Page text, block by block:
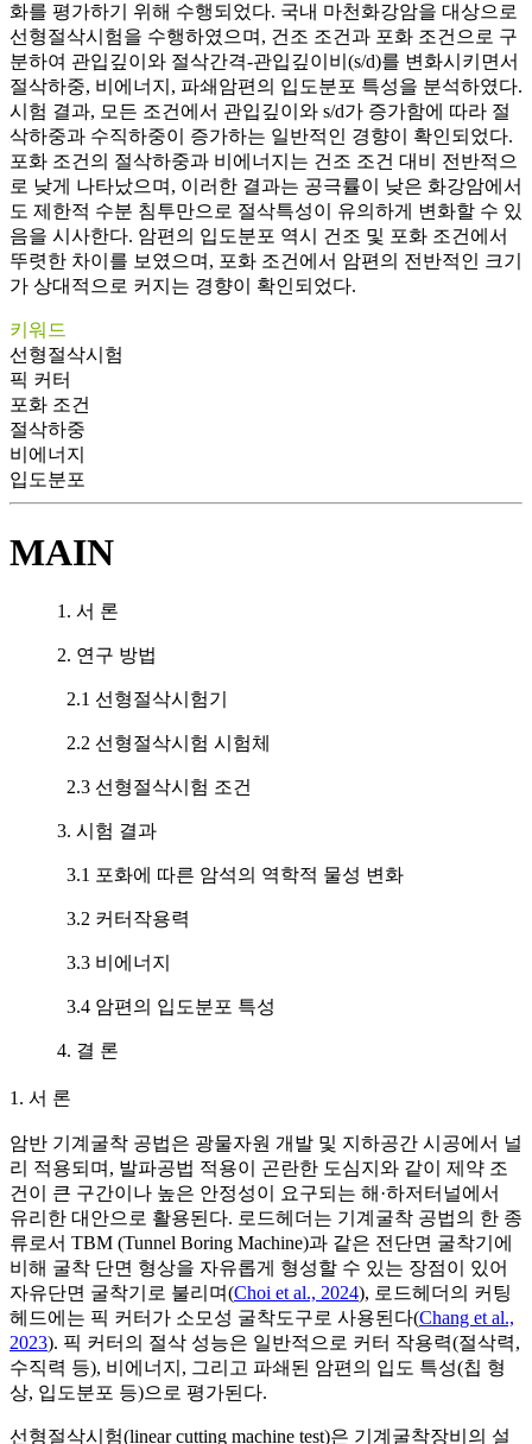
화를 평가하기 위해 수행되었다. 국내 마천화강암을 대상으로
선형절삭시험을 수행하였으며, 건조 조건과 포화 조건으로 구
분하여 관입깊이와 절삭간격-관입깊이비(s/d)를 변화시키면서
절삭하중, 비에너지, 파쇄암편의 입도분포 특성을 분석하였다.
시험 결과, 모든 조건에서 관입깊이와 s/d가 증가함에 따라 절
삭하중과 수직하중이 증가하는 일반적인 경향이 확인되었다.
포화 조건의 절삭하중과 비에너지는 건조 조건 대비 전반적으
로 낮게 나타났으며, 이러한 결과는 공극률이 낮은 화강암에서
도 제한적 수분 침투만으로 절삭특성이 유의하게 변화할 수 있
음을 시사한다. 암편의 입도분포 역시 건조 및 포화 조건에서
뚜렷한 차이를 보였으며, 포화 조건에서 암편의 전반적인 크기
가 상대적으로 커지는 경향이 확인되었다.
키워드
선형절삭시험
픽 커터
포화 조건
절삭하중
비에너지
입도분포
MAIN
1. 서 론
2. 연구 방법
2.1 선형절삭시험기
2.2 선형절삭시험 시험체
2.3 선형절삭시험 조건
3. 시험 결과
3.1 포화에 따른 암석의 역학적 물성 변화
3.2 커터작용력
3.3 비에너지
3.4 암편의 입도분포 특성
4. 결 론
1. 서 론
암반 기계굴착 공법은 광물자원 개발 및 지하공간 시공에서 널
리 적용되며, 발파공법 적용이 곤란한 도심지와 같이 제약 조
건이 큰 구간이나 높은 안정성이 요구되는 해·하저터널에서
유리한 대안으로 활용된다. 로드헤더는 기계굴착 공법의 한 종
류로서 TBM (Tunnel Boring Machine)과 같은 전단면 굴착기에
비해 굴착 단면 형상을 자유롭게 형성할 수 있는 장점이 있어
자유단면 굴착기로 불리며(Choi et al., 2024), 로드헤더의 커팅
헤드에는 픽 커터가 소모성 굴착도구로 사용된다(Chang et al.,
2023). 픽 커터의 절삭 성능은 일반적으로 커터 작용력(절삭력,
수직력 등), 비에너지, 그리고 파쇄된 암편의 입도 특성(칩 형
상, 입도분포 등)으로 평가된다.
선형절삭시험(linear cutting machine test)은 기계굴착장비의 설